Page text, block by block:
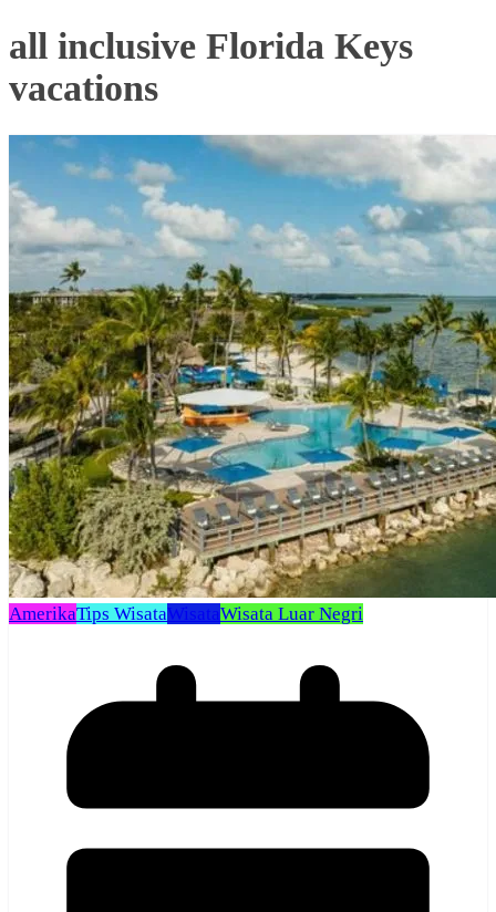
all inclusive Florida Keys
vacations
AmerikaTips WisataWisataWisata Luar Negri